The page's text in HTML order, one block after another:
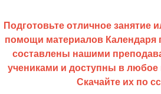
Подготовьте отличное занятие
помощи материалов Календаря
составлены нашими
учениками и доступны в
Скачайте их по